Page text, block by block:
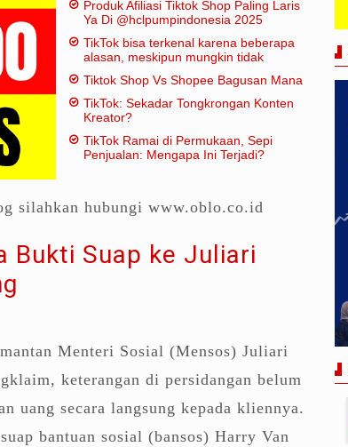
Produk Afiliasi Tiktok Shop Paling Laris
Ya Di @hclpumpindonesia 2025
TikTok bisa terkenal karena beberapa
alasan, meskipun mungkin tidak
tradisional:
Tiktok Shop Vs Shopee Bagusan Mana
TikTok: Sekadar Tongkrongan Konten
Kreator?
TikTok Ramai di Permukaan, Sepi
Penjualan: Mengapa Ini Terjadi?
silahkan hubungi www.oblo.co.id
Bukti Suap ke Juliari
Menteri Sosial (Mensos) Juliari
keterangan di persidangan belum
uang secara langsung kepada kliennya.
bantuan sosial (bansos) Harry Van